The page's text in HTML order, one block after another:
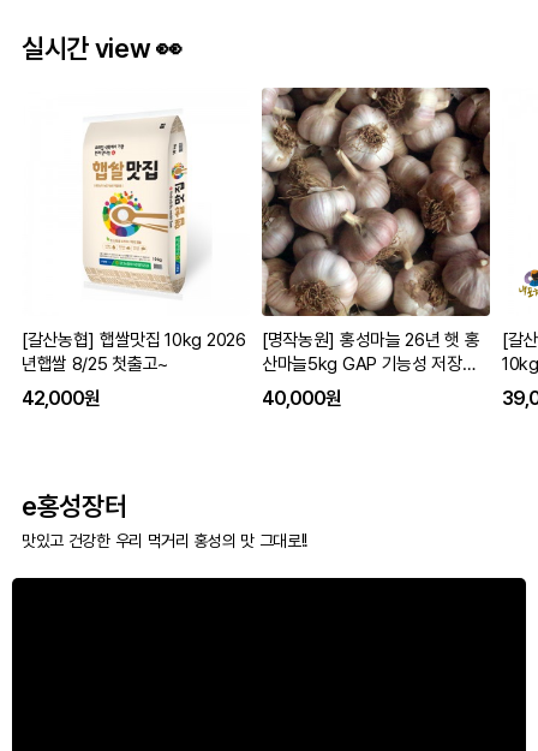
실시간 view 👀
[갈산농협] 햅쌀맛집 10kg 2026
년햅쌀 8/25 첫출고~
42,000원
[명작농원] 홍성마늘 26년 햇 홍
산마늘5kg GAP 기능성 저장용
통마늘 흑마늘용
40,000원
[갈
e홍성장터
맛있고 건강한 우리 먹거리 홍성의 맛 그대로!!